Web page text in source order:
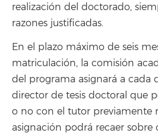
realización del doctorado,
razones justificadas.
En el plazo máximo de seis
matriculación, la comisión
del programa asignará a cada
director de tesis doctoral que
o no con el tutor previamente
asignación podrá recaer